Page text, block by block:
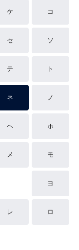
ケ コ
セ ソ
テ ト
ネ ノ
ヘ ホ
メ モ
ヨ
レ ロ